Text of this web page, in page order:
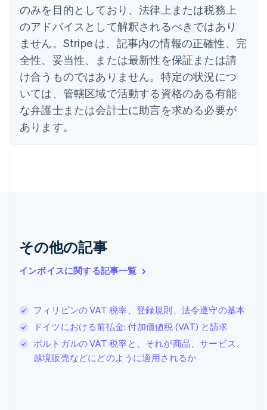
のみを目的としており、法律上または税務上
のアドバイスとして解釈されるべきではあり
ません。Stripe は、記事内の情報の正確性、完
全性、妥当性、または最新性を保証または請
け合うものではありません。特定の状況につ
いては、管轄区域で活動する資格のある有能
な弁護士または会計士に助言を求める必要が
あります。
その他の記事
インボイスに関する記事一覧
フィリピンの VAT 税率、登録規則、法令遵守の基本
ドイツにおける前払金: 付加価値税 (VAT) と請求
ポルトガルの VAT 税率と、それが商品、サービス、
越境販売などにどのように適用されるか
イタリア
ItalianoEnglish
インド
English
エストニア
English
オーストラリア
English
オーストリア
オランダ
NederlandsEnglish
EnglishItaliano
ジブラルタル
English
シンガポール
DeutschFrançaisItalianoEnglish
スウェーデン
Svenska English
スペイン
EspañolEnglish